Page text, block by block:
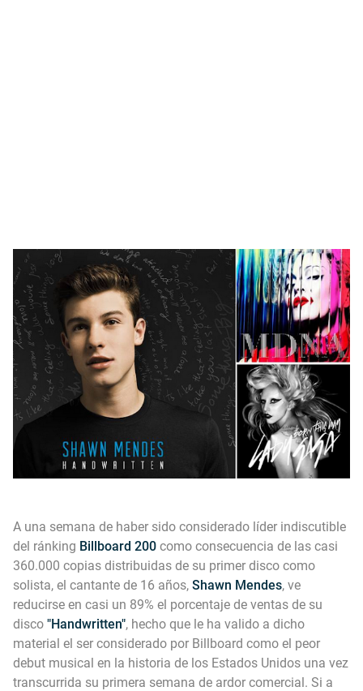
A una semana de haber sido considerado líder indiscutible
del ránking Billboard 200 como consecuencia de las casi
360.000 copias distribuidas de su primer disco como
solista, el cantante de 16 años, Shawn Mendes, ve
reducirse en casi un 89% el porcentaje de ventas de su
disco "Handwritten", hecho que le ha valido a dicho
material el ser considerado por Billboard como el peor
debut musical en la historia de los Estados Unidos una vez
transcurrida su primera semana de ardor comercial. Si a